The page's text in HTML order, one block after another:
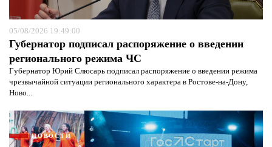
05/08/2026 19:49:00
Губернатор подписал распоряжение о введении
регионального режима ЧС
Губернатор Юрий Слюсарь подписал распоряжение о введении режима
чрезвычайной ситуации регионального характера в Ростове-на-Дону,
Ново...
НОВОСТИ